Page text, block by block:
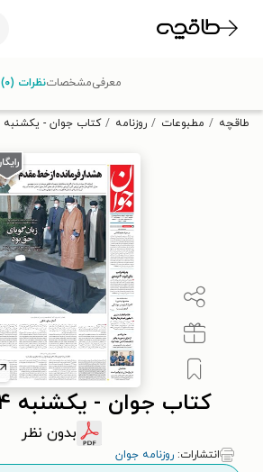
تخفیف از طاقچه دریافت کن.
طاقچه مطبوعات روزنامه کتاب جوان - يکشنبه ۱۴ دی ۱۳۹۹
کتاب جوان - يکشنبه ۱۴ دی ۱۳۹۹
بدون نظر
انتشارات: روزنامه جوان
معرفیمشخصاتنظرات (۰)